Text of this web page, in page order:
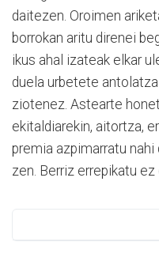
daitezen. Oroimen
borrokan aritu direnei
ikus ahal izateak elkar
duela urbetete
ziotenez. Astearte
ekitaldiarekin, aitortza,
premia azpimarratu nahi
zen. Berriz errepikatu ez